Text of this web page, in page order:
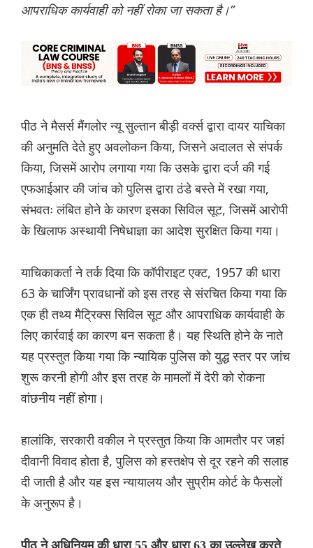
आपराधिक कार्यवाही को नहीं रोका जा सकता है।”
पीठ ने मैसर्स मैंगलोर न्यू सुल्तान बीड़ी वर्क्स द्वारा दायर याचिका
की अनुमति देते हुए अवलोकन किया, जिसने अदालत से संपर्क
किया, जिसमें आरोप लगाया गया कि उसके द्वारा दर्ज की गई
एफआईआर की जांच को पुलिस द्वारा ठंडे बस्ते में रखा गया,
संभवतः लंबित होने के कारण इसका सिविल सूट, जिसमें आरोपी
के खिलाफ अस्थायी निषेधाज्ञा का आदेश सुरक्षित किया गया।
याचिकाकर्ता ने तर्क दिया कि कॉपीराइट एक्ट, 1957 की धारा
63 के चार्जिंग प्रावधानों को इस तरह से संरचित किया गया कि
एक ही तथ्य मैट्रिक्स सिविल सूट और आपराधिक कार्यवाही के
लिए कार्रवाई का कारण बन सकता है। यह स्थिति होने के नाते
यह प्रस्तुत किया गया कि न्यायिक पुलिस को युद्ध स्तर पर जांच
शुरू करनी होगी और इस तरह के मामलों में देरी को रोकना
वांछनीय नहीं होगा।
हालांकि, सरकारी वकील ने प्रस्तुत किया कि आमतौर पर जहां
दीवानी विवाद होता है, पुलिस को हस्तक्षेप से दूर रहने की सलाह
दी जाती है और यह इस न्यायालय और सुप्रीम कोर्ट के फैसलों
के अनुरूप है।